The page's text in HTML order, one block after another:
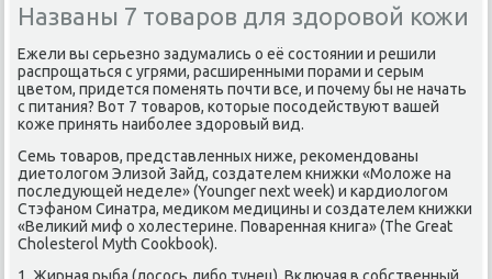
Названы 7 товаров для здоровой кожи
Ежели вы серьезно задумались о её состоянии и решили
распрощаться с угрями, расширенными порами и серым
цветом, придется поменять почти все, и почему бы не начать
с питания? Вот 7 товаров, которые посодействуют вашей
коже принять наиболее здоровый вид.
Семь товаров, представленных ниже, рекомендованы
диетологом Элизой Зайд, создателем книжки «Моложе на
последующей неделе» (Younger next week) и кардиологом
Стэфаном Синатра, медиком медицины и создателем книжки
«Великий миф о холестерине. Поваренная книга» (The Great
Cholesterol Myth Cookbook).